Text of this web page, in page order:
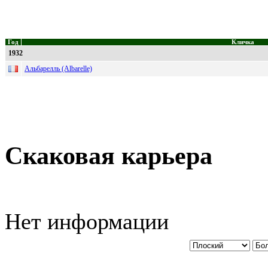
Год Кличка
1932
Альбарелль (Albarelle)
Скаковая карьера
Нет информации